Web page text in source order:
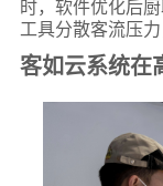
时，软件优化后
工具分散客流压
客如云系统在